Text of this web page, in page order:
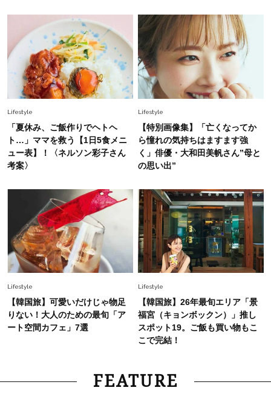
Fashion 2026.7.25
26年夏は「小ぶり」が大流行中！人と被らない
【最旬かごバッグ】6選
Lifestyle
「夏休み、ご飯作りでヘトヘ
ト…」ママを救う【1日5食メニ
ュー表】！〈ネルソン彩子さん
考案〉
Lifestyle
【特別画像集】「亡くなってか
ら憧れの気持ちはますます強
く」俳優・大和田美帆さん”母と
の思い出”
Lifestyle
【韓国旅】可愛いだけじゃ物足
りない！大人のための最旬「ア
ート空間カフェ」7選
Lifestyle
【韓国旅】26年最旬エリア「景
福宮（キョンボックン）」推し
スポット19。ご飯も買い物もこ
こで完結！
FEATURE